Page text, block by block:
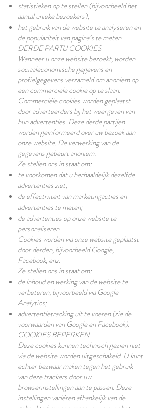
statistieken op te stellen (bijvoorbeeld het
aantal unieke bezoekers);
het gebruik van de website te analyseren en
de populariteit van pagina’s te meten.
DERDE PARTIJ COOKIES
Wanneer u onze website bezoekt, worden
sociaaleconomische gegevens en
profielgegevens verzameld om anoniem op
een commerciële cookie op te slaan.
Commerciële cookies worden geplaatst
door adverteerders bij het weergeven van
hun advertenties. Deze derde partijen
worden geïnformeerd over uw bezoek aan
onze website. De verwerking van de
gegevens gebeurt anoniem.
Ze stellen ons in staat om:
te voorkomen dat u herhaaldelijk dezelfde
advertenties ziet;
de effectiviteit van marketingacties en
advertenties te meten;
de advertenties op onze website te
personaliseren.
Cookies worden via onze website geplaatst
door derden, bijvoorbeeld Google,
Facebook, enz.
Ze stellen ons in staat om:
de inhoud en werking van de website te
verbeteren, bijvoorbeeld via Google
Analytics;
advertentietracking uit te voeren (zie de
voorwaarden van Google en Facebook).
COOKIES BEPERKEN
Deze cookies kunnen technisch gezien niet
via de website worden uitgeschakeld. U kunt
echter bezwaar maken tegen het gebruik
van deze trackers door uw
browserinstellingen aan te passen. Deze
instellingen variëren afhankelijk van de